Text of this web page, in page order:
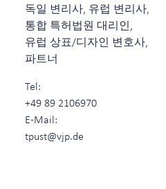
독일 변리사, 유럽 변리사,
통합 특허법원 대리인,
유럽 상표/디자인 변호사,
파트너
Tel:
+49 89 2106970
E-Mail:
tpust@vjp.de